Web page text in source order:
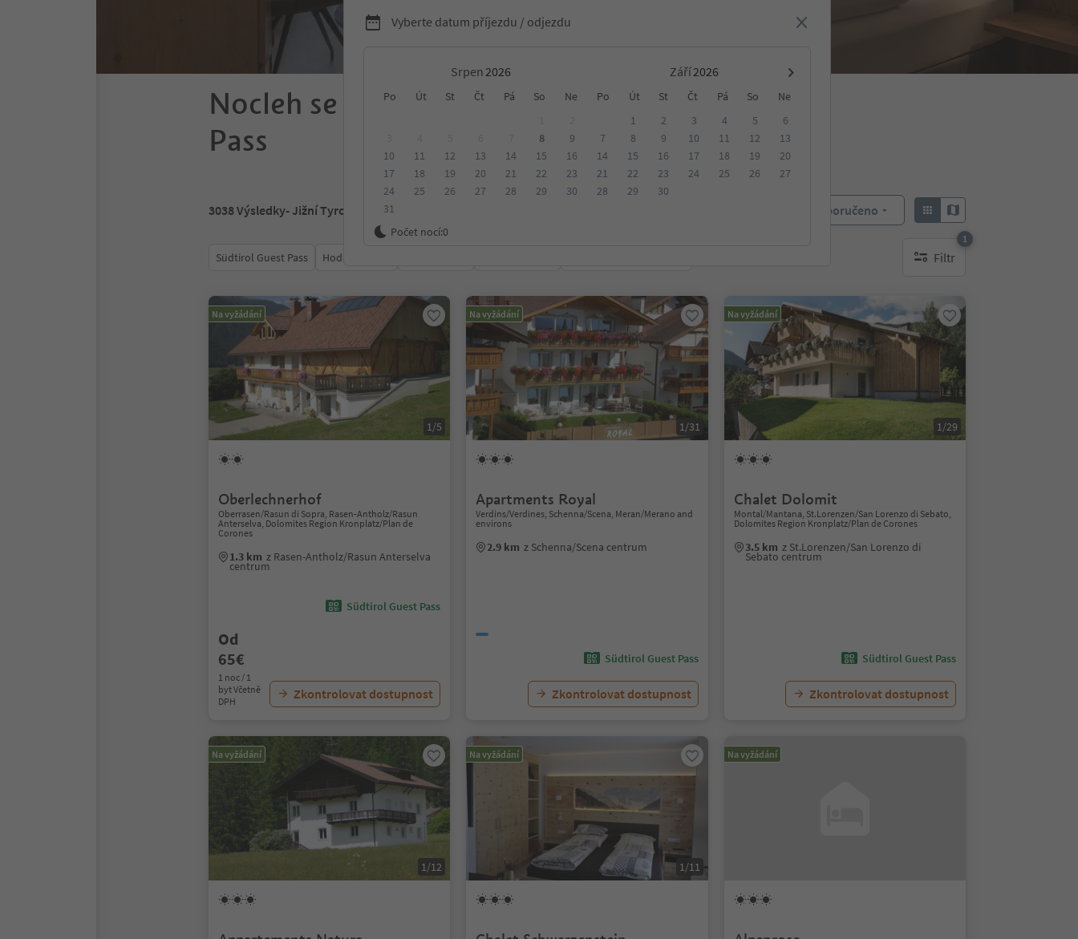
Vyberte datum příjezdu / odjezdu
Srpen Září
Po Út St Čt Pá So Ne Po Út St Čt Pá So
Ne
8
9
10
11 12 13 14 15
16
17
18 19 20 21 22
23
24
25 26 27 28 29
30
31
1 2 3 4 5
6
7
8 9 10 11 12
13
14
15 16 17 18 19
20
21
22 23 24 25 26
27
28
29 30
Počet nocí:0
Nocleh se snídaní s Südtirol Guest
Pass
3038Výsledky- Jižní Tyrolsko Doporučeno
Südtirol Guest Pass Hodnocení Filtr
1
1 aktywny filtr
Na vyžádání
1/5
Oberlechnerhof
Oberrasen/Rasun di Sopra, Rasen-Antholz/Rasun
Anterselva, Dolomites Region Kronplatz/Plan de
Corones
1.3 km z Rasen-Antholz/Rasun Anterselva
centrum
Südtirol Guest Pass
Od
65€
1 noc / 1
byt Včetně
DPH
Zkontrolovat dostupnost
Na vyžádání
1/31
Apartments Royal
Verdins/Verdines, Schenna/Scena, Meran/Merano and
environs
2.9 km z Schenna/Scena centrum
Südtirol Guest Pass
Zkontrolovat dostupnost
Na vyžádání
1/29
Chalet Dolomit
Montal/Mantana, St.Lorenzen/San Lorenzo di Sebato,
Dolomites Region Kronplatz/Plan de Corones
3.5 km z St.Lorenzen/San Lorenzo di
Sebato centrum
Südtirol Guest Pass
Zkontrolovat dostupnost
Na vyžádání
1/12
Na vyžádání
1/11
Na vyžádání